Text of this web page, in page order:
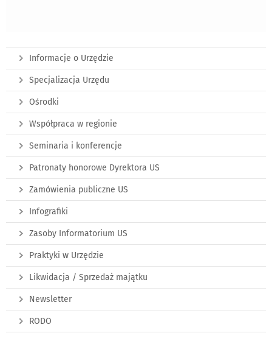
Informacje o Urzędzie
Specjalizacja Urzędu
Ośrodki
Współpraca w regionie
Seminaria i konferencje
Patronaty honorowe Dyrektora US
Zamówienia publiczne US
Infografiki
Zasoby Informatorium US
Praktyki w Urzędzie
Likwidacja / Sprzedaż majątku
Newsletter
RODO